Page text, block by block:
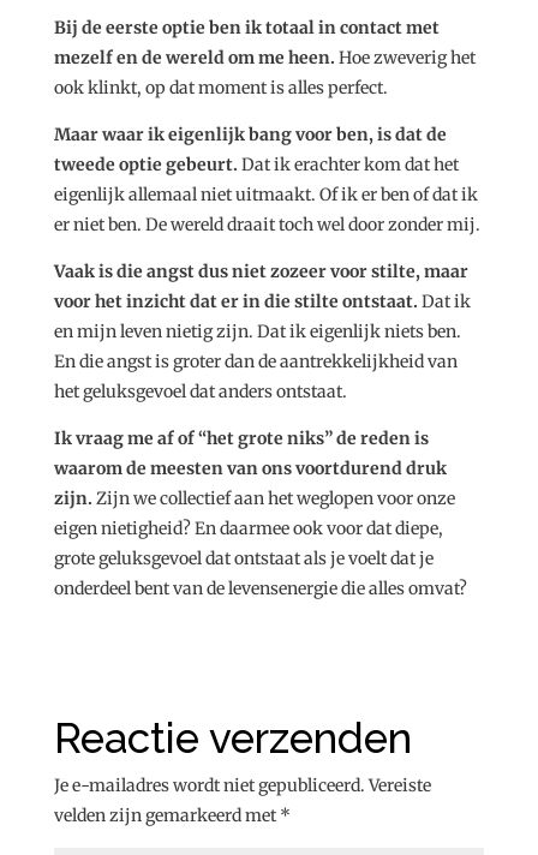
Bij de eerste optie ben ik totaal in contact met
mezelf en de wereld om me heen. Hoe zweverig het
ook klinkt, op dat moment is alles perfect.
Maar waar ik eigenlijk bang voor ben, is dat de
tweede optie gebeurt. Dat ik erachter kom dat het
eigenlijk allemaal niet uitmaakt. Of ik er ben of dat ik
er niet ben. De wereld draait toch wel door zonder mij.
Vaak is die angst dus niet zozeer voor stilte, maar
voor het inzicht dat er in die stilte ontstaat. Dat ik
en mijn leven nietig zijn. Dat ik eigenlijk niets ben.
En die angst is groter dan de aantrekkelijkheid van
het geluksgevoel dat anders ontstaat.
Ik vraag me af of “het grote niks” de reden is
waarom de meesten van ons voortdurend druk
zijn. Zijn we collectief aan het weglopen voor onze
eigen nietigheid? En daarmee ook voor dat diepe,
grote geluksgevoel dat ontstaat als je voelt dat je
onderdeel bent van de levensenergie die alles omvat?
Reactie verzenden
Je e-mailadres wordt niet gepubliceerd. Vereiste
velden zijn gemarkeerd met *